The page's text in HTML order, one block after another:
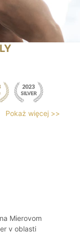
Pokaż więcej >>
Mierovom
v oblasti